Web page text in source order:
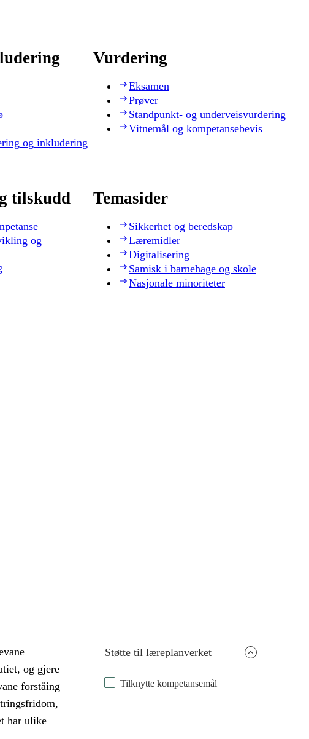
og inkludering
Vurdering
Eksamen
Prøver
Standpunkt- og underveisvurdering
Vitnemål og kompetansebevis
tilskudd
og
Temasider
Sikkerhet og beredskap
Læremidler
Digitalisering
Samisk i barnehage og skole
Nasjonale minoriteter
Støtte til læreplanverket
Tilknytte kompetansemål
og gjere
forståing
har ulike